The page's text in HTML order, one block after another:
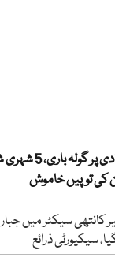
کی توپیں خاموش
کانتھی سیکٹر میں
سیکیورٹی ذرائع